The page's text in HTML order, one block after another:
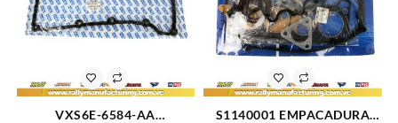
VXS6E-6584-AA
S1140001 EMPACADURA